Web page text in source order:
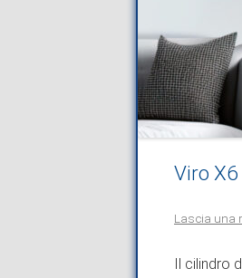
Viro
Lascia una
Il cilindro